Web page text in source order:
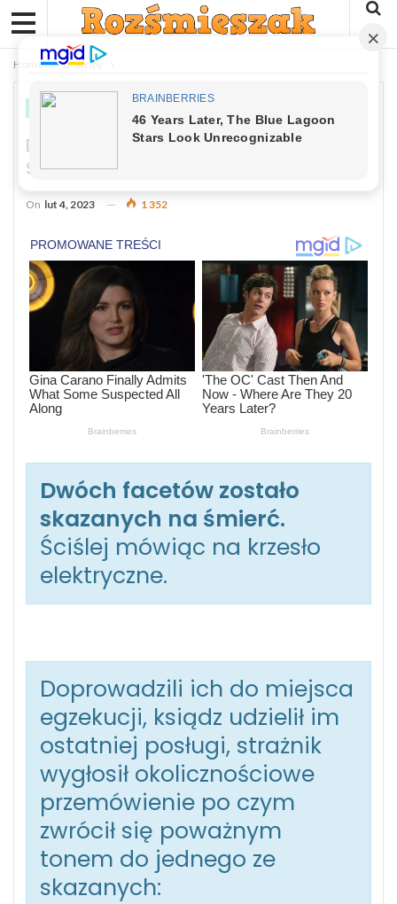
Home Dowcipy
DOWCIPY
Dowcip: Dwóch Facetów Zostało
Skazanych Na Śmierć.
On lut 4, 2023 1 352
Dwóch facetów zostało
skazanych na śmierć.
Ściślej mówiąc na krzesło
elektryczne.
Doprowadzili ich do miejsca
egzekucji, ksiądz udzielił im
ostatniej posługi, strażnik
wygłosił okolicznościowe
przemówienie po czym
zwrócił się poważnym
tonem do jednego ze
skazanych: